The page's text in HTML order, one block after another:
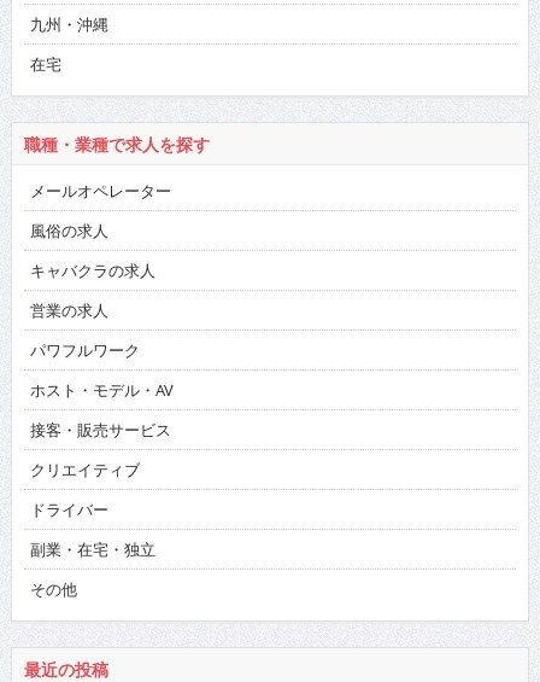
九州・沖縄
在宅
職種・業種で求人を探す
メールオペレーター
風俗の求人
キャバクラの求人
営業の求人
パワフルワーク
ホスト・モデル・AV
接客・販売サービス
クリエイティブ
ドライバー
副業・在宅・独立
その他
最近の投稿